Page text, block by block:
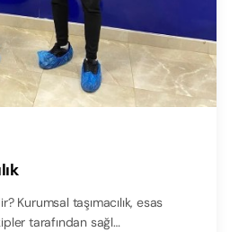
Kurumsal taşımacılık, esas
tarafından sağl…